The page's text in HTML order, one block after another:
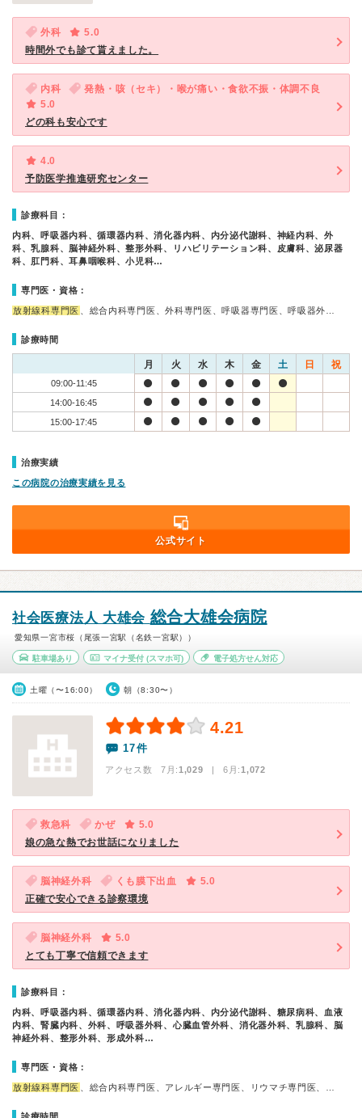
外科
5.0
時間外でも診て貰えました。
内科
発熱・咳（セキ）・喉が痛い・食欲不振・体調不良
5.0
どの科も安心です
4.0
予防医学推進研究センター
診療科目：
内科、呼吸器内科、循環器内科、消化器内科、内分泌代謝科、神経内科、外
科、乳腺科、脳神経外科、整形外科、リハビリテーション科、皮膚科、泌尿器
科、肛門科、耳鼻咽喉科、小児科…
専門医・資格：
放射線科専門医 、総合内科専門医、外科専門医、呼吸器専門医、呼吸器外…
診療時間
月 火 水 木 金 土 日 祝
09:00-11:45
14:00-16:45
15:00-17:45
治療実績
この病院の治療実績を見る
公式サイト
社会医療法人 大雄会 総合大雄会病院
愛知県一宮市桜（尾張一宮駅（名鉄一宮駅））
駐車場あり マイナ受付(スマホ可) 電子処方せん対応
土曜（〜16:00） 朝（8:30〜）
4.21
17件
アクセス数 7月:1,029 | 6月:1,072
救急科 かぜ
5.0
娘の急な熱でお世話になりました
脳神経外科 くも膜下出血
5.0
正確で安心できる診察環境
脳神経外科
5.0
とても丁寧で信頼できます
診療科目：
内科、呼吸器内科、循環器内科、消化器内科、内分泌代謝科、糖尿病科、血液
内科、腎臓内科、外科、呼吸器外科、心臓血管外科、消化器外科、乳腺科、脳
神経外科、整形外科、形成外科…
専門医・資格：
放射線科専門医 、総合内科専門医、アレルギー専門医、リウマチ専門医、…